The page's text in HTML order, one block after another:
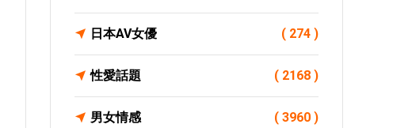
日本AV女優 ( 274 )
性愛話題 ( 2168 )
男女情感 ( 3960 )